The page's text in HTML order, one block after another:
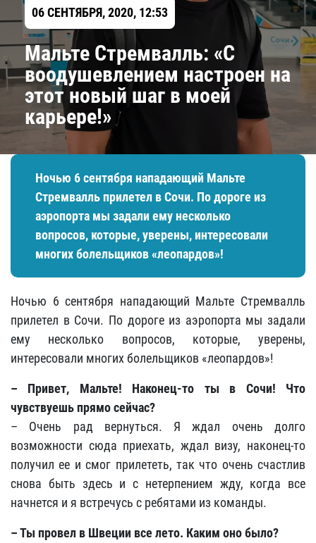
06 СЕНТЯБРЯ, 2020, 12:53
Мальте Стремвалль: «С
воодушевлением настроен на
этот новый шаг в моей
карьере!»
Ночью 6 сентября нападающий Мальте
Стремвалль прилетел в Сочи. По дороге из
аэропорта мы задали ему несколько
вопросов, которые, уверены, интересовали
многих болельщиков «леопардов»!
Ночью 6 сентября нападающий Мальте Стремвалль
прилетел в Сочи. По дороге из аэропорта мы задали
ему несколько вопросов, которые, уверены,
интересовали многих болельщиков «леопардов»!
– Привет, Мальте! Наконец-то ты в Сочи! Что
чувствуешь прямо сейчас?
– Очень рад вернуться. Я ждал очень долго
возможности сюда приехать, ждал визу, наконец-то
получил ее и смог прилететь, так что очень счастлив
снова быть здесь и с нетерпением жду, когда все
начнется и я встречусь с ребятами из команды.
– Ты провел в Швеции все лето. Каким оно было?